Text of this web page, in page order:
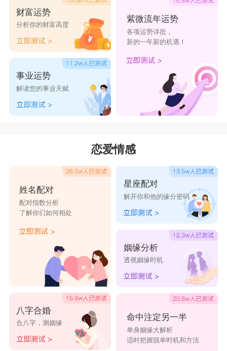
保生大帝灵签第57签 保生大帝灵签第58签
保生大帝灵签第59签 保生大帝灵签第60签
保生大帝灵签第61签
保生大帝灵签第63签 保生大帝灵签第64签
保生大帝灵签第65签 保生大帝灵签第66签
财富运势
分析你的财富高度
事业运势
解读您的事业天赋
紫微流年运势
各项运势详批，
新的一年新的机遇！
恋爱情感
姓名配对
配对指数分析
了解你们如何相处
八字合婚
合八字，测姻缘
星座配对
解开你和他的缘分密码
姻缘分析
透视姻缘时机
命中注定另一半
单身姻缘大解析
适时把握脱单时机和方法